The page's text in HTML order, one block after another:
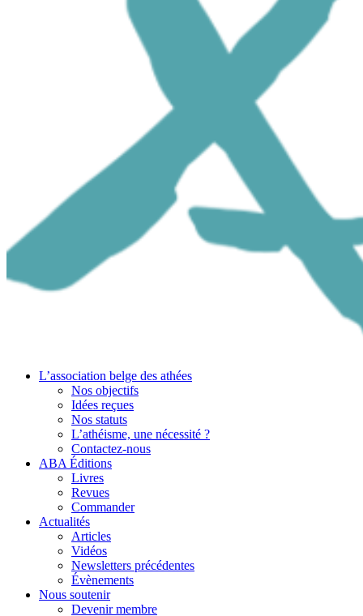
L’association belge des athées
Nos objectifs
Idées reçues
Nos statuts
L’athéisme, une nécessité ?
Contactez-nous
ABA Éditions
Livres
Revues
Commander
Actualités
Articles
Vidéos
Newsletters précédentes
Évènements
Nous soutenir
Devenir membre